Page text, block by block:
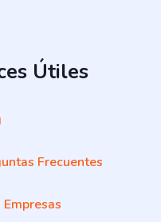
Útiles
Frecuentes
Empresas